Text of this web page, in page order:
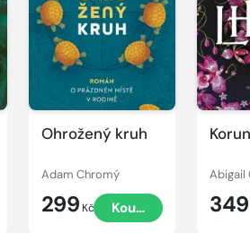
Ohrožený kruh
Adam Chromý
299 Kč Koupit
Abigail
349